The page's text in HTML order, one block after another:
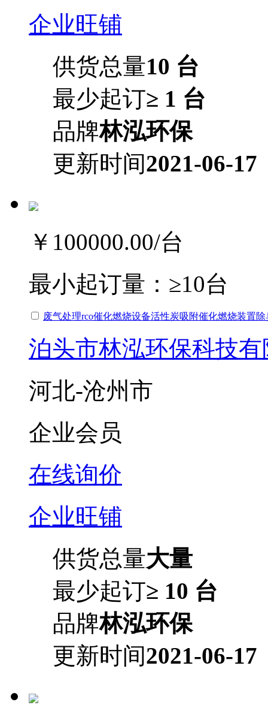
企业旺铺
供货总量10 台
最少起订≥ 1 台
品牌林泓环保
更新时间2021-06-17
￥100000.00/台
最小起订量： ≥10台
废气处理rco催化燃烧设备活性炭吸附催化燃烧装置
泊头市林泓环保科技
河北-沧州市
企业会员
在线询价
企业旺铺
供货总量大量
最少起订≥ 10 台
品牌林泓环保
更新时间2021-06-17